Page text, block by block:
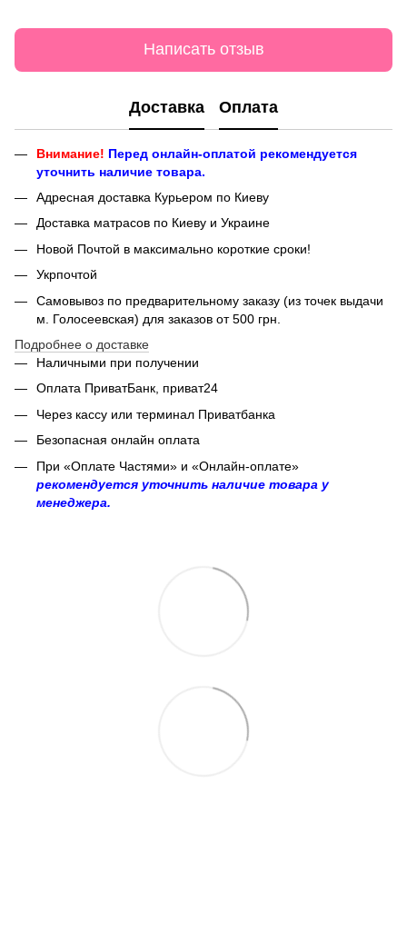
Написать отзыв
Доставка Оплата
Внимание! Перед онлайн-оплатой рекомендуется
уточнить наличие товара.
Адресная доставка Курьером по Киеву
Доставка матрасов по Киеву и Украине
Новой Почтой в максимально короткие сроки!
Укрпочтой
Самовывоз по предварительному заказу (из точек выдачи
м. Голосеевская) для заказов от 500 грн.
Подробнее о доставке
Наличными при получении
Оплата ПриватБанк, приват24
Через кассу или терминал Приватбанка
Безопасная онлайн оплата
При «Оплате Частями» и «Онлайн-оплате»
рекомендуется уточнить наличие товара у
менеджера.